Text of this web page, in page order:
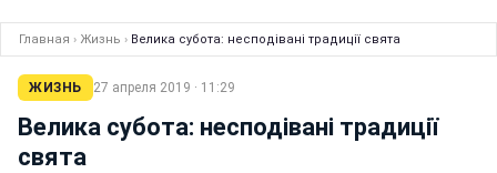
Главная › Жизнь › Велика субота: несподівані традиції свята
ЖИЗНЬ 27 апреля 2019 · 11:29
Велика субота: несподівані традиції
свята